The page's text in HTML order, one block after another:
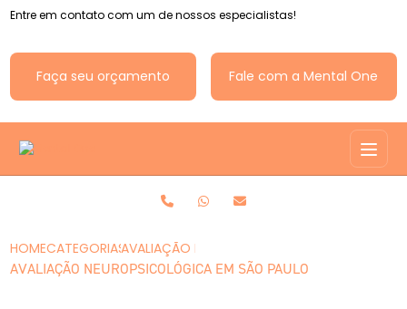
Entre em contato com um de nossos especialistas!
Faça seu orçamento Fale com a Mental One
HOMECATEGORIASAVALIAÇÃO NEUROPSICOLÓGICA EM SÃO
AVALIAÇÃO NEUROPSICOLÓGICA EM SÃO PAULO